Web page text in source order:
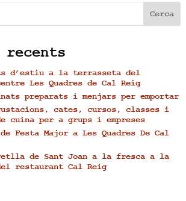
Cerca
recents
d’estiu a la terrasseta del
Les Quadres de Cal Reig
preparats i menjars per emportar
cates, cursos, classes i
cuina per a grups i empreses
Festa Major a Les Quadres De Cal
de Sant Joan a la fresca a la
restaurant Cal Reig